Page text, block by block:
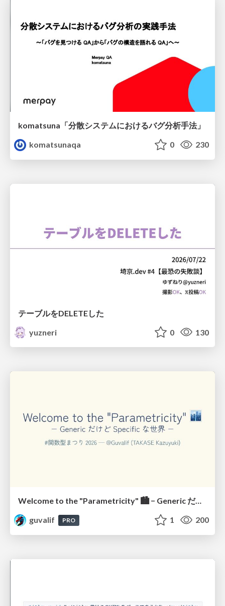
komatsuna「分散システムにおけるバグ分析手法」
komatsunaqa
0 230
テーブルをDELETEした
yuzneri
0 130
Welcome to the "Parametricity" 🏙️ − Generic だけど Specific な世界 −
guvalif
PRO 1 200